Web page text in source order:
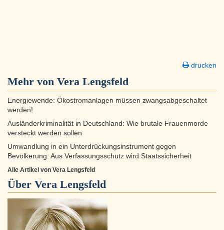
drucken
Mehr von Vera Lengsfeld
Energiewende: Ökostromanlagen müssen zwangsabgeschaltet
werden!
Ausländerkriminalität in Deutschland: Wie brutale Frauenmorde
versteckt werden sollen
Umwandlung in ein Unterdrückungsinstrument gegen
Bevölkerung: Aus Verfassungsschutz wird Staatssicherheit
Alle Artikel von Vera Lengsfeld
Über Vera Lengsfeld